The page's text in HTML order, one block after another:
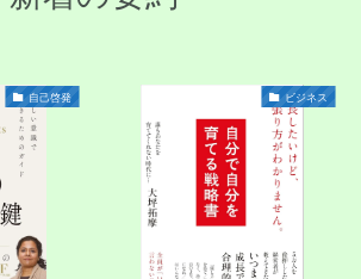
自己啓発 ビジネス